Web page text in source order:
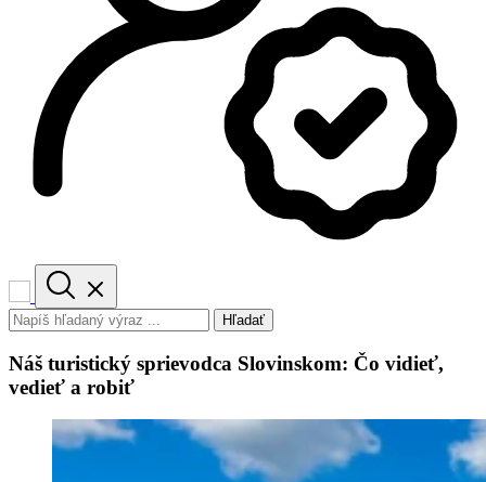
Hľadať
Náš turistický sprievodca Slovinskom: Čo vidieť,
vedieť a robiť